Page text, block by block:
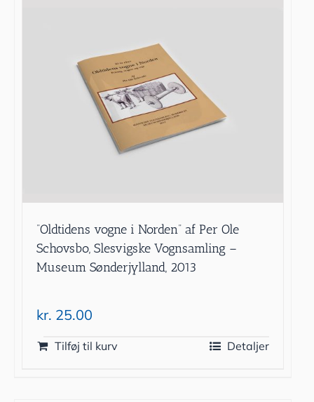
”Oldtidens vogne i Norden” af Per Ole
Schovsbo, Slesvigske Vognsamling –
Museum Sønderjylland, 2013
kr. 25.00
Tilføj til kurv Detaljer